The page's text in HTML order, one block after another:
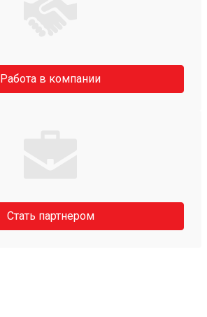
Работа в компании
Стать партнером